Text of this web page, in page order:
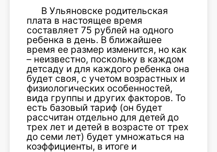
В Ульяновске родительская
плата в настоящее время
составляет 75 рублей на одного
ребенка в день. В ближайшее
время ее размер изменится, но как
– неизвестно, поскольку в каждом
детсаду и для каждого ребенка она
будет своя, с учетом возрастных и
физиологических особенностей,
вида группы и других факторов. То
есть базовый тариф (он будет
рассчитан отдельно для детей до
трех лет и детей в возрасте от трех
до семи лет) будет умножаться на
коэффициенты, в итоге и